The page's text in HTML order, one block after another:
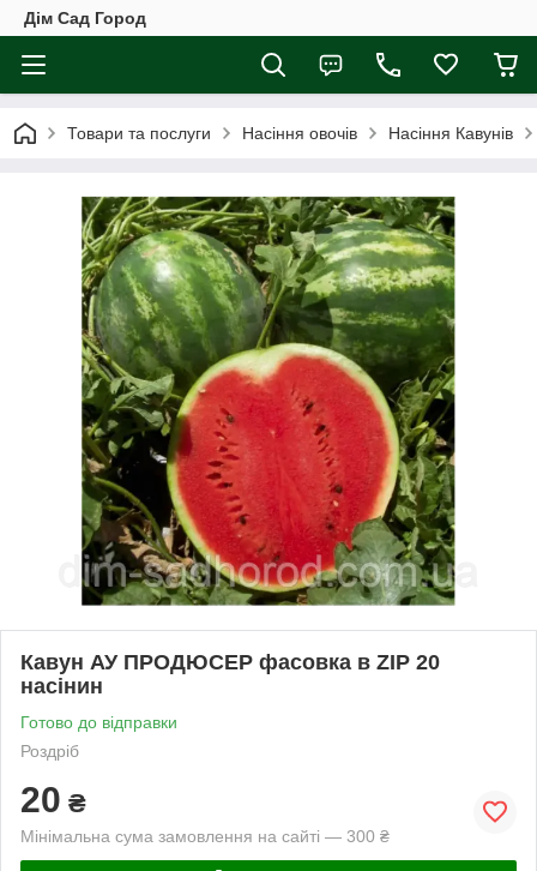
Дім Сад Город
Товари та послуги Насіння овочів Насіння Кавунів
Кавун АУ ПРОДЮСЕР фасовка в ZIP 20
насінин
Готово до відправки
Роздріб
20 ₴
Мінімальна сума замовлення на сайті — 300 ₴